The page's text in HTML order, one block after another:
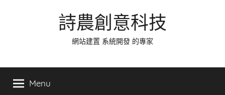
詩農創意科技
網站建置 系統開發 的專家
Menu